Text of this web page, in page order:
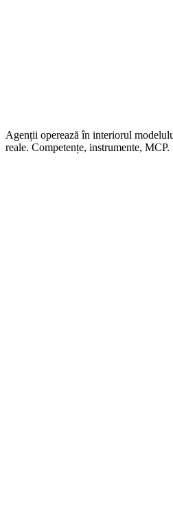
Agenții operează în interiorul
reale. Competențe, instrumente, MCP.